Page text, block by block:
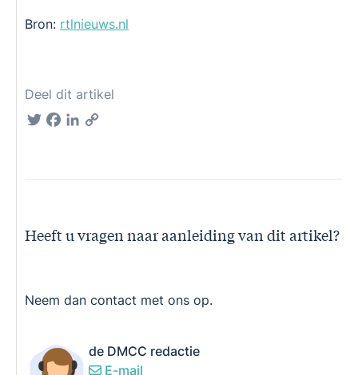
Bron: rtlnieuws.nl
Deel dit artikel
TwitterFacebook
LinkedIn
Heeft u vragen naar aanleiding van dit artikel?
Neem dan contact met ons op.
de DMCC redactie
E-mail